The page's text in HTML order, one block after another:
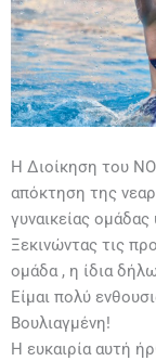
Η Διοίκηση του
απόκτηση της
γυναικείας
Ξεκινώντας τις
ομάδα , η ίδια
Είμαι πολύ
Βουλιαγμένη!
Η ευκαιρία αυτή